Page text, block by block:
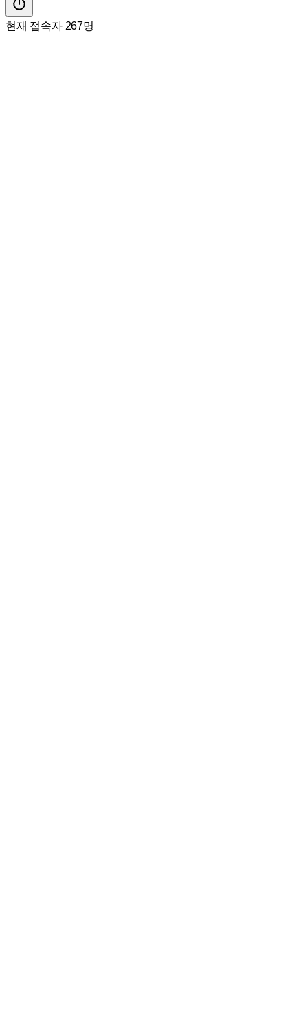
현재 접속자 267명